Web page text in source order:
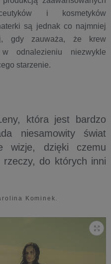
i kosmetyków
są jednak co najmniej
gdy zauważa, że krew
odnalezieniu niezwykle
starzenie.
która jest bardzo
niesamowity świat
wizje, dzięki czemu
rzeczy, do których inni
Kominek.